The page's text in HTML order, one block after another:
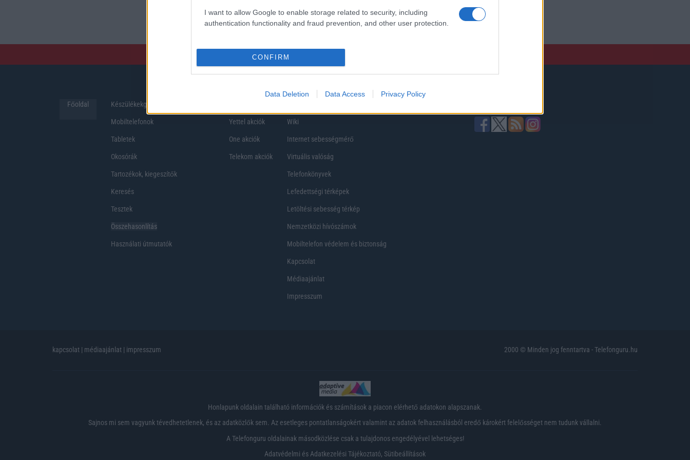
I want to allow Google to enable storage related to security, including
authentication functionality and fraud prevention, and other user protection.
CONFIRM
Data Deletion Data Access Privacy Policy
preferenciákkal rendelkezik, így a választásuk eltérhet. Azonban azok, akik számára fontos a nagyobb kijelző,
Főoldal Készülékekguru
Mobiltelefonok
Tabletek
Okosórák
Tartozékok, kiegeszítők
Keresés
Tesztek
Összehasonlítás
Használati útmutatók
Yettel akciók
One akciók
Telekom akciók
Wiki
Internet sebességmérő
Virtuális valóság
Telefonkönyvek
Lefedettségi térképek
Letöltési sebesség térkép
Nemzetközi hívószámok
Mobiltelefon védelem és biztonság
Kapcsolat
Médiaajánlat
Impresszum
kapcsolat | médiaajánlat | impresszum 2000 © Minden jog fenntartva - Telefonguru.hu
Honlapunk oldalain található információk és számítások a piacon elérhető adatokon alapszanak.
Sajnos mi sem vagyunk tévedhetetlenek, és az adatközlők sem. Az esetleges pontatlanságokért valamint az adatok felhasználásból eredő károkért felelősséget nem tudunk vállalni.
A Telefonguru oldalainak másodközlése csak a tulajdonos engedélyével lehetséges!
Adatvédelmi és Adatkezelési Tájékoztató, Sütibeállítások